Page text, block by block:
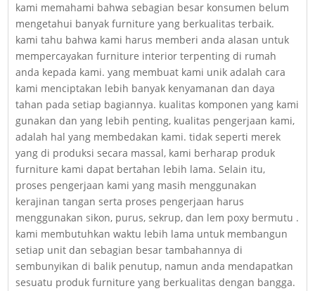
kami memahami bahwa sebagian besar konsumen belum
mengetahui banyak furniture yang berkualitas terbaik.
kami tahu bahwa kami harus memberi anda alasan untuk
mempercayakan furniture interior terpenting di rumah
anda kepada kami. yang membuat kami unik adalah cara
kami menciptakan lebih banyak kenyamanan dan daya
tahan pada setiap bagiannya. kualitas komponen yang kami
gunakan dan yang lebih penting, kualitas pengerjaan kami,
adalah hal yang membedakan kami. tidak seperti merek
yang di produksi secara massal, kami berharap produk
furniture kami dapat bertahan lebih lama. Selain itu,
proses pengerjaan kami yang masih menggunakan
kerajinan tangan serta proses pengerjaan harus
menggunakan sikon, purus, sekrup, dan lem poxy bermutu .
kami membutuhkan waktu lebih lama untuk membangun
setiap unit dan sebagian besar tambahannya di
sembunyikan di balik penutup, namun anda mendapatkan
sesuatu produk furniture yang berkualitas dengan bangga.